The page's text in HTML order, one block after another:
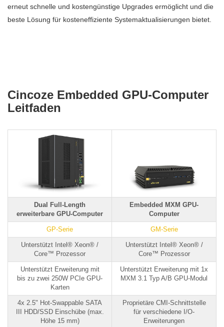
erneut schnelle und kostengünstige Upgrades ermöglicht und die
beste Lösung für kosteneffiziente Systemaktualisierungen bietet.
Cincoze Embedded GPU-Computer
Leitfaden
Dual Full-Length
erweiterbare GPU-Computer
Embedded MXM GPU-
Computer
GP-Serie GM-Serie
Unterstützt Intel® Xeon® /
Core™ Prozessor
Unterstützt Intel® Xeon® /
Core™ Prozessor
Unterstützt Erweiterung mit
bis zu zwei 250W PCIe GPU-
Karten
Unterstützt Erweiterung mit 1x
MXM 3.1 Typ A/B GPU-Modul
4x 2.5" Hot-Swappable SATA
III HDD/SSD Einschübe (max.
Höhe 15 mm)
Proprietäre CMI-Schnittstelle
für verschiedene I/O-
Erweiterungen